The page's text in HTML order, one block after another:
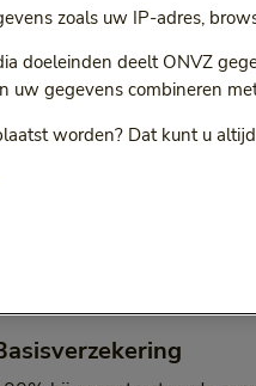
per
Keuze
zoals uw IP-adres,
doeleinden deelt ONVZ
uw gegevens combineren
worden? Dat kunt u